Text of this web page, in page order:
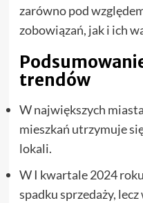
zarówno pod
zobowiązań, jak i ich
trendów
W największych
mieszkań utrzymuje
lokali.
W I kwartale 2024
spadku sprzedaży,